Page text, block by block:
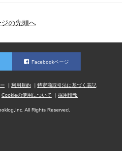
ジの先頭へ
Facebookページ
利用規約
特定商取引法に基づく表記
Cookieの使用について 採用情報
All Rights Reserved.